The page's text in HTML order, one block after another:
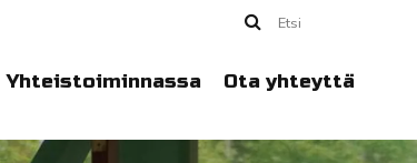
Etsi
Yhteistoiminnassa Ota yhteyttä